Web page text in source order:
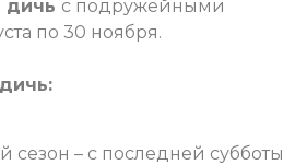
дичь с подружейными
по 30 ноября.
сезон – с последней субботы